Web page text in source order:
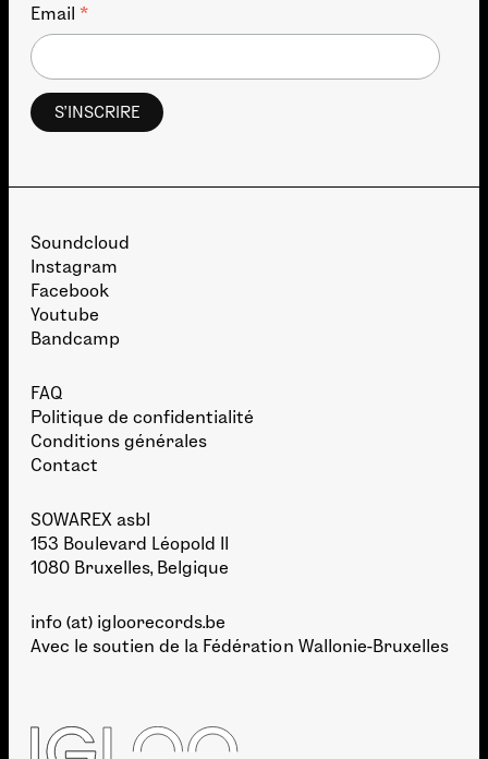
Email *
Soundcloud
Instagram
Facebook
Youtube
Bandcamp
FAQ
Politique de confidentialité
Conditions générales
Contact
SOWAREX asbl
153 Boulevard Léopold II
1080 Bruxelles, Belgique
info (at) igloorecords.be
Avec le soutien de la Fédération Wallonie-Bruxelles